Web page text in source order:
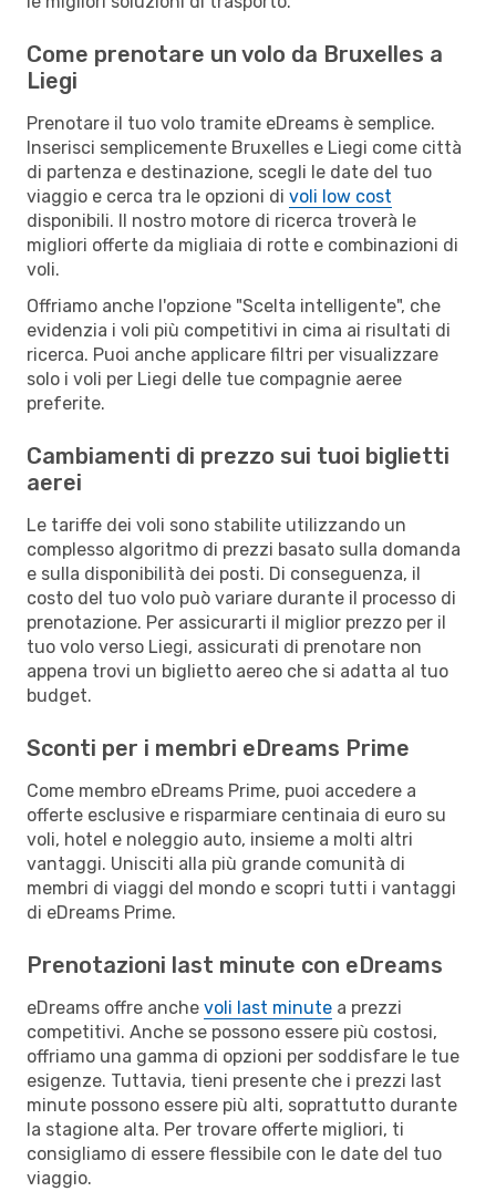
Come prenotare un volo da Bruxelles a
Liegi
Prenotare il tuo volo tramite eDreams è semplice.
Inserisci semplicemente Bruxelles e Liegi come città
di partenza e destinazione, scegli le date del tuo
viaggio e cerca tra le opzioni di voli low cost
disponibili. Il nostro motore di ricerca troverà le
migliori offerte da migliaia di rotte e combinazioni di
voli.
Offriamo anche l'opzione "Scelta intelligente", che
evidenzia i voli più competitivi in cima ai risultati di
ricerca. Puoi anche applicare filtri per visualizzare
solo i voli per Liegi delle tue compagnie aeree
preferite.
Cambiamenti di prezzo sui tuoi biglietti
aerei
Le tariffe dei voli sono stabilite utilizzando un
complesso algoritmo di prezzi basato sulla domanda
e sulla disponibilità dei posti. Di conseguenza, il
costo del tuo volo può variare durante il processo di
prenotazione. Per assicurarti il miglior prezzo per il
tuo volo verso Liegi, assicurati di prenotare non
appena trovi un biglietto aereo che si adatta al tuo
budget.
Sconti per i membri eDreams Prime
Come membro eDreams Prime, puoi accedere a
offerte esclusive e risparmiare centinaia di euro su
voli, hotel e noleggio auto, insieme a molti altri
vantaggi. Unisciti alla più grande comunità di
membri di viaggi del mondo e scopri tutti i vantaggi
di eDreams Prime.
Prenotazioni last minute con eDreams
eDreams offre anche voli last minute a prezzi
competitivi. Anche se possono essere più costosi,
offriamo una gamma di opzioni per soddisfare le tue
esigenze. Tuttavia, tieni presente che i prezzi last
minute possono essere più alti, soprattutto durante
la stagione alta. Per trovare offerte migliori, ti
consigliamo di essere flessibile con le date del tuo
viaggio.